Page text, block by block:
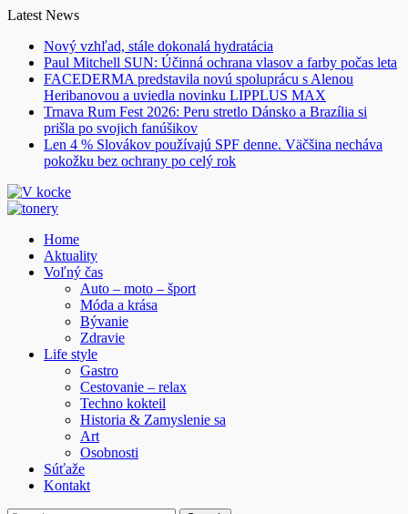
Skip
content
Latest News
Nový vzhľad, stále dokonalá hydratácia
Paul Mitchell SUN: Účinná ochrana vlasov a farby počas leta
FACEDERMA predstavila novú spoluprácu s Alenou
Heribanovou a uviedla novinku LIPPLUS MAX
Trnava Rum Fest 2026: Peru stretlo Dánsko a Brazília si
prišla po svojich fanúšikov
Len 4 % Slovákov používajú SPF denne. Väčšina necháva
pokožku bez ochrany po celý rok
Home
Aktuality
Voľný čas
Auto – moto – šport
Móda a krása
Bývanie
Zdravie
Life style
Gastro
Cestovanie – relax
Techno kokteil
Historia & Zamyslenie sa
Art
Osobnosti
Súťaže
Kontakt